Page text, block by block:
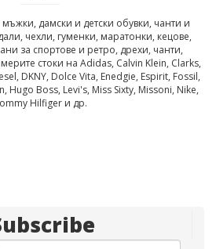
мъжки, дамски и детски обувки, чанти и
чехли, гуменки, маратонки, кецове,
за спортове и ретро, дрехи, чанти,
стоки на Adidas, Calvin Klein, Clarks,
DKNY, Dolce Vita, Enedgie, Espirit, Fossil,
Hugo Boss, Levi's, Miss Sixty, Missoni, Nike,
Hilfiger и др.